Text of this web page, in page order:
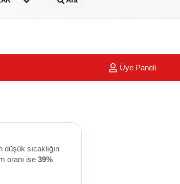
Üye Paneli
sıcaklığın
oranı ise 39%